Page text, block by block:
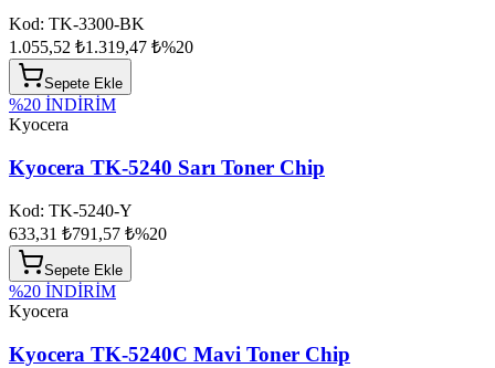
Kod: TK-3300-BK
1.055,52 ₺1.319,47 ₺%20
Sepete Ekle
%20 İNDİRİM
Kyocera
Kyocera TK-5240 Sarı Toner Chip
Kod: TK-5240-Y
633,31 ₺791,57 ₺%20
Sepete Ekle
%20 İNDİRİM
Kyocera
Kyocera TK-5240C Mavi Toner Chip